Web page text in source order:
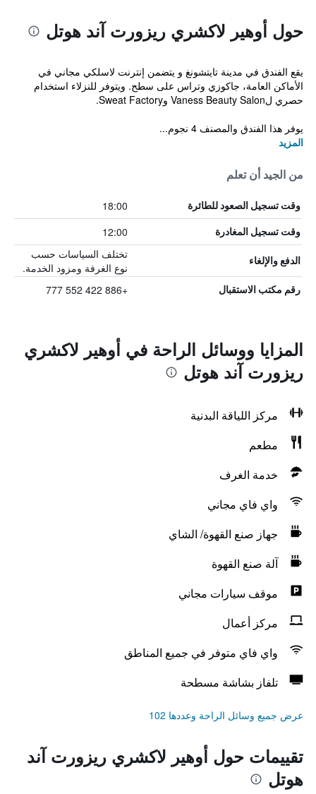
حول أوهير لاكشري ريزورت آند هوتل
يقع الفندق في مدينة تايتشونغ و يتضمن إنترنت لاسلكي مجاني في
الأماكن العامة، جاكوزي وتراس على سطح. ويتوفر للنزلاء استخدام
حصري لVaness Beauty Salon وSweat Factory.
يوفر هذا الفندق والمصنف 4 نجوم...
المزيد
من الجيد أن تعلم
وقت تسجيل الصعود للطائرة 18:00
وقت تسجيل المغادرة 12:00
الدفع والإلغاء
تختلف السياسات حسب
نوع الغرفة ومزود الخدمة.
رقم مكتب الاستقبال +886 422 552 777
المزايا ووسائل الراحة في أوهير لاكشري
ريزورت آند هوتل
مركز اللياقة البدنية
مطعم
خدمة الغرف
واي فاي مجاني
جهاز صنع القهوة/ الشاي
آلة صنع القهوة
موقف سيارات مجاني
مركز أعمال
واي فاي متوفر في جميع المناطق
تلفاز بشاشة مسطحة
عرض جميع وسائل الراحة وعددها 102
تقييمات حول أوهير لاكشري ريزورت آند
هوتل